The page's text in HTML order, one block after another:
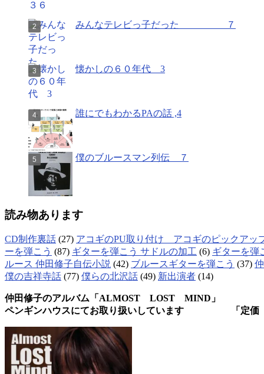
みんなテレビっ子だった ７
懐かしの６０年代 3
誰にでもわかるPAの話 ,4
僕のブルースマン列伝 ７
読み物あります
CD制作裏話 (27) アコギのPU取り付け アコギのピックアッ
ーを弾こう (87) ギターを弾こう サドルの加工 (6) ギターを弾
ルース 仲田修子自伝小説 (42) ブルースギターを弾こう (37)
僕の吉祥寺話 (77) 僕らの北沢話 (49) 新出演者 (14)
仲田修子のアルバム「ALMOST LOST MIND」
ペンギンハウスにてお取り扱いしています 「定価